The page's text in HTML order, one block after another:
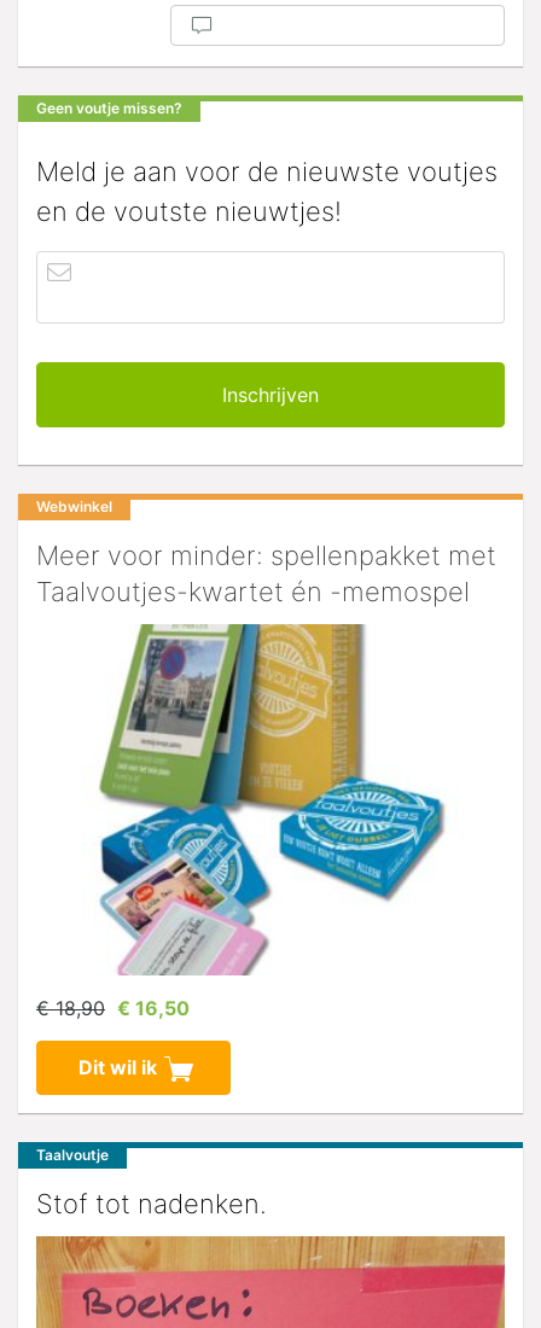
Geen voutje missen?
Meld je aan voor de nieuwste voutjes
en de voutste nieuwtjes!
Webwinkel
Meer voor minder: spellenpakket met
Taalvoutjes-kwartet én -memospel
€ 18,90 € 16,50
Dit wil ik
Taalvoutje
Stof tot nadenken.